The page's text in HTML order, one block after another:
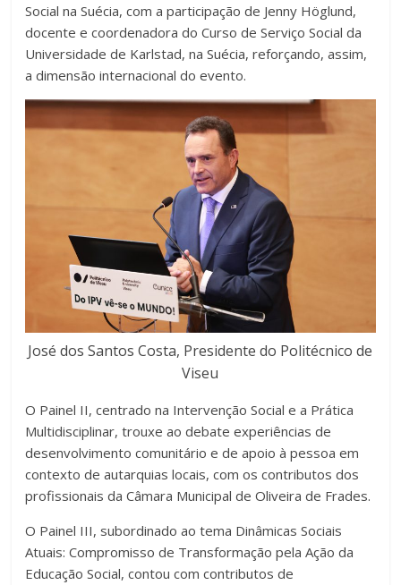
Social na Suécia, com a participação de Jenny Höglund,
docente e coordenadora do Curso de Serviço Social da
Universidade de Karlstad, na Suécia, reforçando, assim,
a dimensão internacional do evento.
José dos Santos Costa, Presidente do Politécnico de
Viseu
O Painel II, centrado na Intervenção Social e a Prática
Multidisciplinar, trouxe ao debate experiências de
desenvolvimento comunitário e de apoio à pessoa em
contexto de autarquias locais, com os contributos dos
profissionais da Câmara Municipal de Oliveira de Frades.
O Painel III, subordinado ao tema Dinâmicas Sociais
Atuais: Compromisso de Transformação pela Ação da
Educação Social, contou com contributos de